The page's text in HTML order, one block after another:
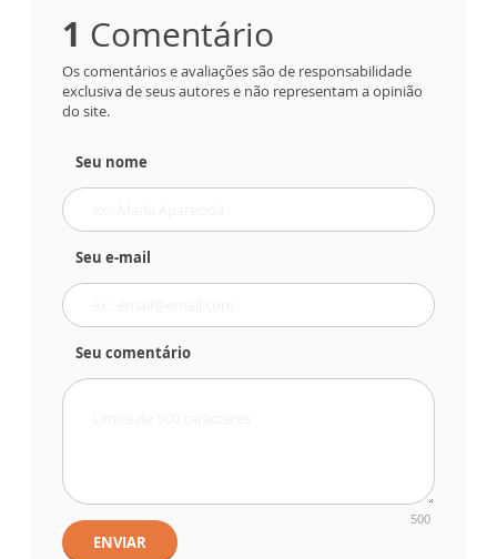
1 Comentário
Os comentários e avaliações são de responsabilidade
exclusiva de seus autores e não representam a opinião
do site.
Seu nome
Seu e-mail
Seu comentário
500
ENVIAR